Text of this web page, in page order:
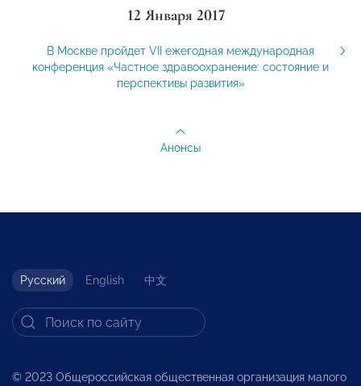
12 Января 2017
В Москве пройдет VII ежегодная международная
конференция «Частное здравоохранение: состояние и
перспективы развития»
Анонсы
Русский English 中文
© 2023 Общероссийская общественная организация малого